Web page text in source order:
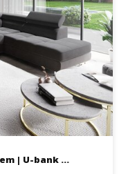
| U-bank ...